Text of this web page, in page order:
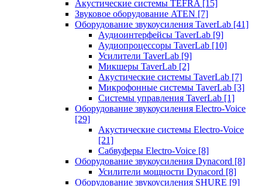
Акустические системы TEFRA [15]
Звуковое оборудование ATEN [7]
Оборудование звукоусиления TaverLab [41]
Аудиоинтерфейсы TaverLab [9]
Аудиопроцессоры TaverLab [10]
Усилители TaverLab [9]
Микшеры TaverLab [2]
Акустические системы TaverLab [7]
Микрофонные системы TaverLab [3]
Системы управления TaverLab [1]
Оборудование звукоусиления Electro-Voice
[29]
Акустические системы Electro-Voice
[21]
Сабвуферы Electro-Voice [8]
Оборудование звукоусиления Dynacord [8]
Усилители мощности Dynacord [8]
Оборудование звукоусиления SHURE [9]